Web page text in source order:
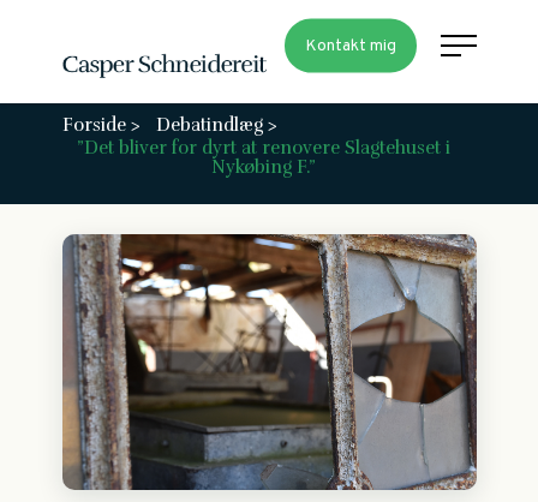
Kontakt mig
Forside >
Debatindlæg >
”Det bliver for dyrt at renovere Slagtehuset i
Nykøbing F.”